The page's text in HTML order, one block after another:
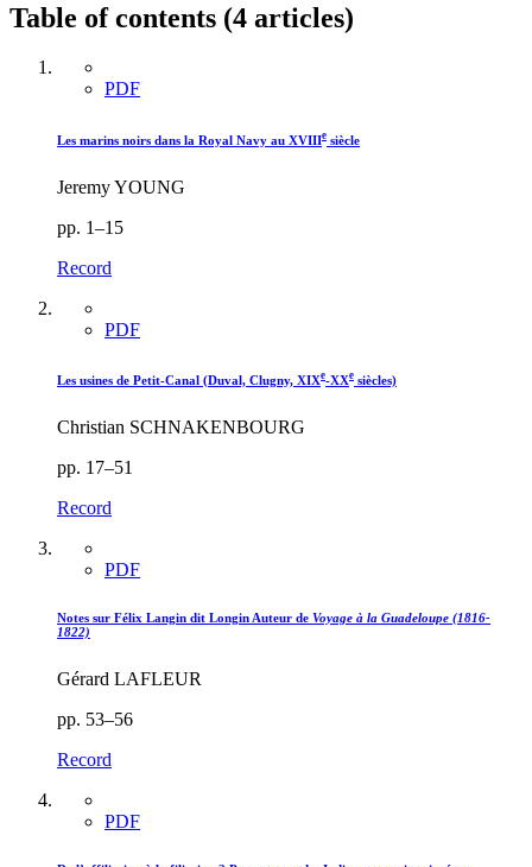
Table of contents (4 articles)
PDF
Les marins noirs dans la Royal Navy au XVIIIe siècle
Jeremy YOUNG
pp. 1–15
Record
PDF
Les usines de Petit-Canal (Duval, Clugny, XIXe-XXe siècles)
Christian SCHNAKENBOURG
pp. 17–51
Record
PDF
Notes sur Félix Langin dit Longin Auteur de Voyage à la Guadeloupe (1816-
1822)
Gérard LAFLEUR
pp. 53–56
Record
PDF